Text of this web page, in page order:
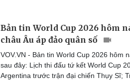
Bản tin World Cup 2026 hôm
châu Âu áp đảo quân số
VOV.VN - Bản tin World Cup 2026 hôm
sau đây: Lịch thi đấu tứ kết World Cup
Argentina trước trận đại chiến Thụy Sĩ;